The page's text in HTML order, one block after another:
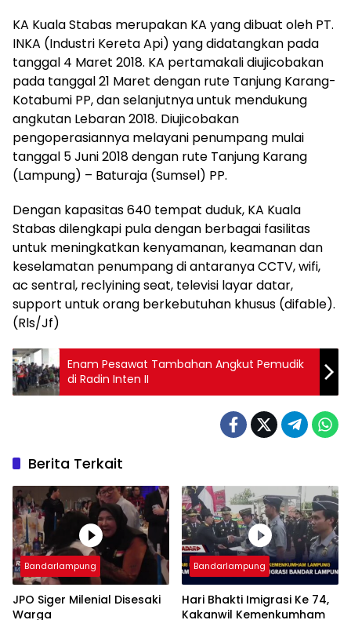
KA Kuala Stabas merupakan KA yang dibuat oleh PT.
INKA (Industri Kereta Api) yang didatangkan pada
tanggal 4 Maret 2018. KA pertamakali diujicobakan
pada tanggal 21 Maret dengan rute Tanjung Karang-
Kotabumi PP, dan selanjutnya untuk mendukung
angkutan Lebaran 2018. Diujicobakan
pengoperasiannya melayani penumpang mulai
tanggal 5 Juni 2018 dengan rute Tanjung Karang
(Lampung) – Baturaja (Sumsel) PP.
Dengan kapasitas 640 tempat duduk, KA Kuala
Stabas dilengkapi pula dengan berbagai fasilitas
untuk meningkatkan kenyamanan, keamanan dan
keselamatan penumpang di antaranya CCTV, wifi,
ac sentral, reclyining seat, televisi layar datar,
support untuk orang berkebutuhan khusus (difable).
(Rls/Jf)
Enam Pesawat Tambahan Angkut Pemudik
di Radin Inten II
Berita Terkait
Bandarlampung
JPO Siger Milenial Disesaki
Warga
Bandarlampung
Hari Bhakti Imigrasi Ke 74,
Kakanwil Kemenkumham